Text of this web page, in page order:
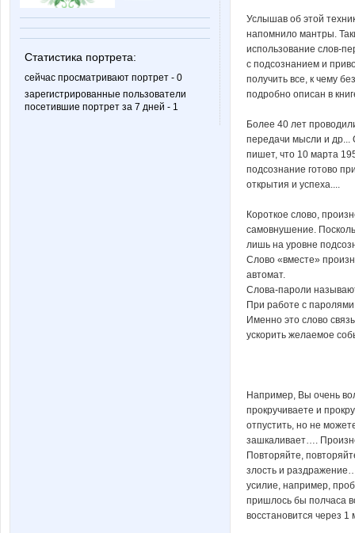
Статистика портрета:
сейчас просматривают портрет - 0
зарегистрированные пользователи
посетившие портрет за 7 дней - 1
Услышав об этой
напомнило мантры.
использование слов-
с подсознанием и
получить все, к чему
подробно описан в
Более 40 лет
передачи мысли и
пишет, что 10 марта
подсознание готово
открытия и успеха....
Короткое слово,
самовнушение.
лишь на уровне
Слово «вместе»
автомат.
Слова-пароли
При работе с
Именно это слово
ускорить желаемое
Например, Вы очень
прокручиваете и
отпустить, но не
зашкаливает….
Повторяйте,
злость и
усилие, например,
пришлось бы полчаса
восстановится через 1